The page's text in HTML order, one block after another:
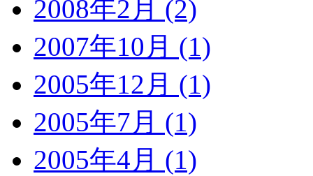
2008年2月 (2)
2007年10月 (1)
2005年12月 (1)
2005年7月 (1)
2005年4月 (1)